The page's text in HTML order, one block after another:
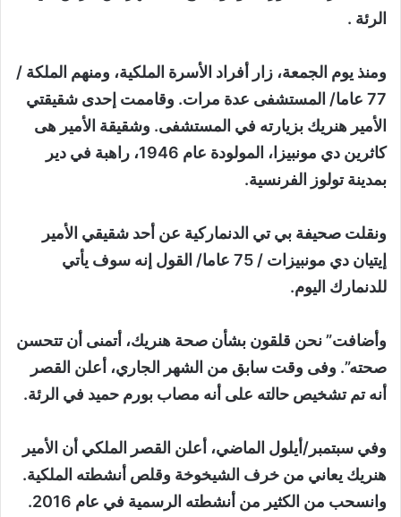
الرئة .
ومنذ يوم الجمعة، زار أفراد الأسرة الملكية، ومنهم الملكة /
77 عاما/ المستشفى عدة مرات. وقاممت إحدى شقيقتي
الأمير هنريك بزيارته في المستشفى. وشقيقة الأمير هى
كاثرين دي مونبيزا، المولودة عام 1946، راهبة في دير
بمدينة تولوز الفرنسية.
ونقلت صحيفة بي تي الدنماركية عن أحد شقيقي الأمير
إيتيان دي مونبيزات / 75 عاما/ القول إنه سوف يأتي
للدنمارك اليوم.
وأضافت” نحن قلقون بشأن صحة هنريك، أتمنى أن تتحسن
صحته”. وفى وقت سابق من الشهر الجاري، أعلن القصر
أنه تم تشخيص حالته على أنه مصاب بورم حميد في الرئة.
وفي سبتمبر/أيلول الماضي، أعلن القصر الملكي أن الأمير
هنريك يعاني من خرف الشيخوخة وقلص أنشطته الملكية.
وانسحب من الكثير من أنشطته الرسمية في عام 2016.